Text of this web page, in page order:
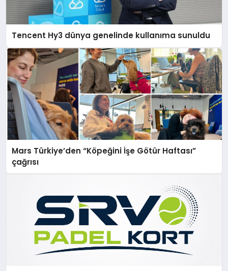
Tencent Hy3 dünya genelinde kullanıma sunuldu
Mars Türkiye’den “Köpeğini İşe Götür Haftası”
çağrısı